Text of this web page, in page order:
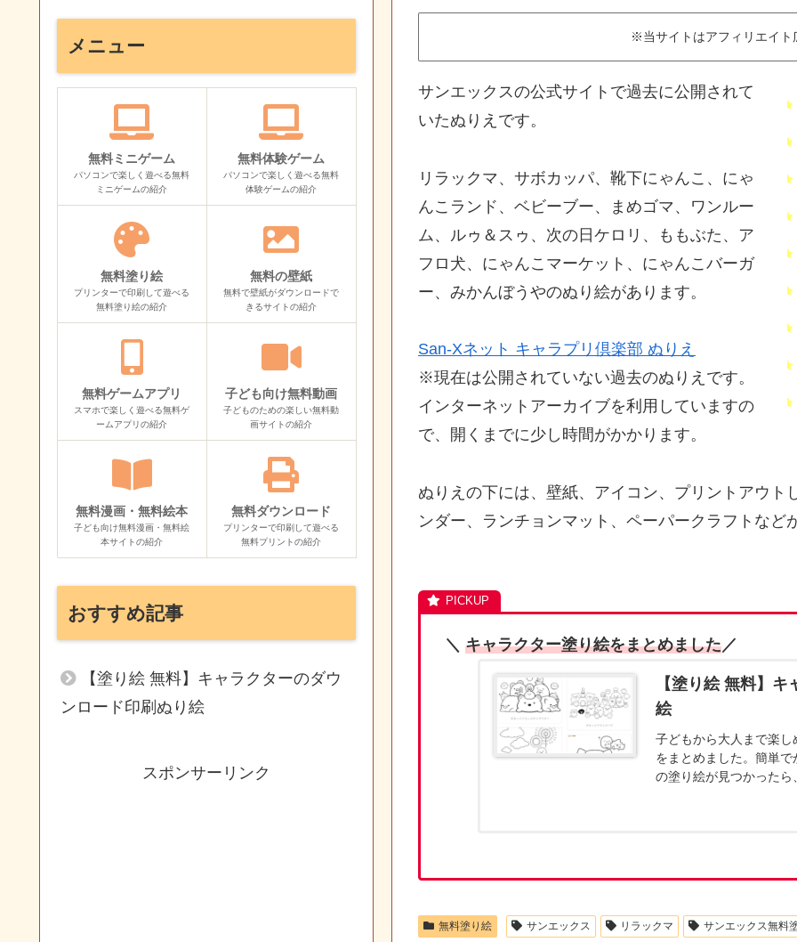
※当サイトはアフィリエイト
サンエックスの公式サイトで過去に公開されて
いたぬりえです。
リラックマ、サボカッパ、靴下にゃんこ、にゃ
んこランド、ベビーブー、まめゴマ、ワンルー
ム、ルゥ＆スゥ、次の日ケロリ、ももぶた、ア
フロ犬、にゃんこマーケット、にゃんこバーガ
ー、みかんぼうやのぬり絵があります。
San-Xネット キャラプリ倶楽部 ぬりえ
※現在は公開されていない過去のぬりえです。
インターネットアーカイブを利用していますの
で、開くまでに少し時間がかかります。
ぬりえの下には、壁紙、アイコン、プリントアウ
ンダー、ランチョンマット、ペーパークラフトなど
＼ キャラクター塗り絵をまとめました／
【塗り絵 無料】
絵
子どもから大人まで楽
をまとめました。簡単
の塗り絵が見つかった
無料塗り絵 サンエックス リラックマ サンエックス無料
メニュー
無料ミニゲーム
パソコンで楽しく遊べる無料
ミニゲームの紹介
無料体験ゲーム
パソコンで楽しく遊べる無料
体験ゲームの紹介
無料塗り絵
プリンターで印刷して遊べる
無料塗り絵の紹介
無料の壁紙
無料で壁紙がダウンロードで
きるサイトの紹介
無料ゲームアプリ
スマホで楽しく遊べる無料ゲ
ームアプリの紹介
子ども向け無料動画
子どものための楽しい無料動
画サイトの紹介
無料漫画・無料絵本
子ども向け無料漫画・無料絵
本サイトの紹介
無料ダウンロード
プリンターで印刷して遊べる
無料プリントの紹介
おすすめ記事
【塗り絵 無料】キャラクターのダウ
ンロード印刷ぬり絵
スポンサーリンク